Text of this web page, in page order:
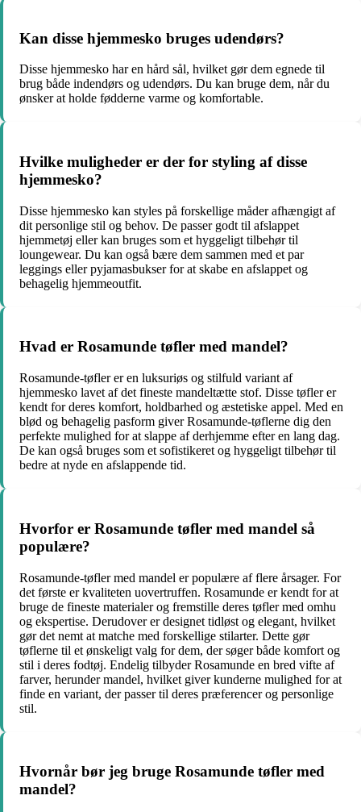
Kan disse hjemmesko bruges udendørs?
Disse hjemmesko har en hård sål, hvilket gør dem egnede til
brug både indendørs og udendørs. Du kan bruge dem, når du
ønsker at holde fødderne varme og komfortable.
Hvilke muligheder er der for styling af disse
hjemmesko?
Disse hjemmesko kan styles på forskellige måder afhængigt af
dit personlige stil og behov. De passer godt til afslappet
hjemmetøj eller kan bruges som et hyggeligt tilbehør til
loungewear. Du kan også bære dem sammen med et par
leggings eller pyjamasbukser for at skabe en afslappet og
behagelig hjemmeoutfit.
Hvad er Rosamunde tøfler med mandel?
Rosamunde-tøfler er en luksuriøs og stilfuld variant af
hjemmesko lavet af det fineste mandeltætte stof. Disse tøfler er
kendt for deres komfort, holdbarhed og æstetiske appel. Med en
blød og behagelig pasform giver Rosamunde-tøflerne dig den
perfekte mulighed for at slappe af derhjemme efter en lang dag.
De kan også bruges som et sofistikeret og hyggeligt tilbehør til
bedre at nyde en afslappende tid.
Hvorfor er Rosamunde tøfler med mandel så
populære?
Rosamunde-tøfler med mandel er populære af flere årsager. For
det første er kvaliteten uovertruffen. Rosamunde er kendt for at
bruge de fineste materialer og fremstille deres tøfler med omhu
og ekspertise. Derudover er designet tidløst og elegant, hvilket
gør det nemt at matche med forskellige stilarter. Dette gør
tøflerne til et ønskeligt valg for dem, der søger både komfort og
stil i deres fodtøj. Endelig tilbyder Rosamunde en bred vifte af
farver, herunder mandel, hvilket giver kunderne mulighed for at
finde en variant, der passer til deres præferencer og personlige
stil.
Hvornår bør jeg bruge Rosamunde tøfler med
mandel?